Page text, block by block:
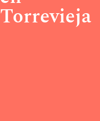
Torrevieja